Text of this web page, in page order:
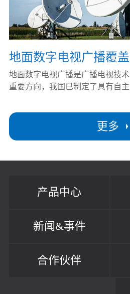
更多
地面数字电视广播覆
地面数字电视广播是广播电视技
重要方向，我国已制定了具有自
产品中心
新闻&事件
合作伙伴